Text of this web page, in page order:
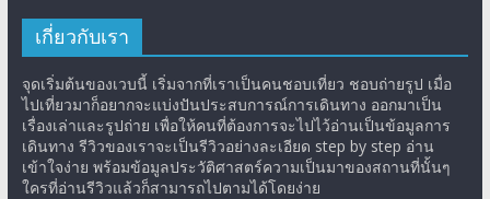
เกี่ยวกับเรา
จุดเริ่มต้นของเวบนี้ เริ่มจากที่เราเป็นคนชอบเที่ยว ชอบถ่ายรูป เมื่อ
ไปเที่ยวมาก็อยากจะแบ่งปันประสบการณ์การเดินทาง ออกมาเป็น
เรื่องเล่าและรูปถ่าย เพื่อให้คนที่ต้องการจะไปไว้อ่านเป็นข้อมูลการ
เดินทาง รีวิวของเราจะเป็นรีวิวอย่างละเอียด step by step อ่าน
เข้าใจง่าย พร้อมข้อมูลประวัติศาสตร์ความเป็นมาของสถานที่นั้นๆ
ใครที่อ่านรีวิวแล้วก็สามารถไปตามได้โดยง่าย